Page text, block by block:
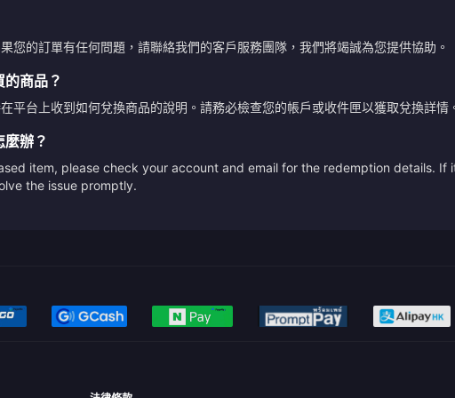
您的訂單有任何問題，請聯絡我們的客戶服務團隊，我們將竭誠為您提供協助。
商品？
平台上收到如何兌換商品的說明。請務必檢查您的帳戶或收件匣以獲取兌換詳情
辦？
item, please check your account and email for the redemption details. If
the issue promptly.